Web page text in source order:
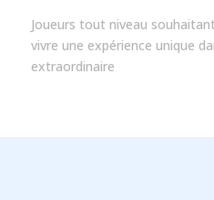
Joueurs tout niveau
vivre une expérience unique
extraordinaire